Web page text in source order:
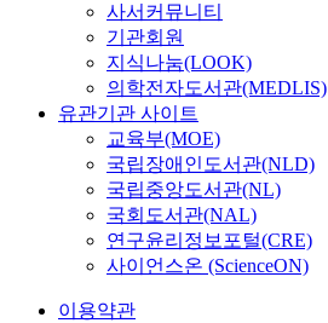
사서커뮤니티
기관회원
지식나눔(LOOK)
의학전자도서관(MEDLIS)
유관기관 사이트
교육부(MOE)
국립장애인도서관(NLD)
국립중앙도서관(NL)
국회도서관(NAL)
연구윤리정보포털(CRE)
사이언스온 (ScienceON)
이용약관